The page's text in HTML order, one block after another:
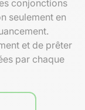
conjonctions
seulement en
et de prêter
par chaque